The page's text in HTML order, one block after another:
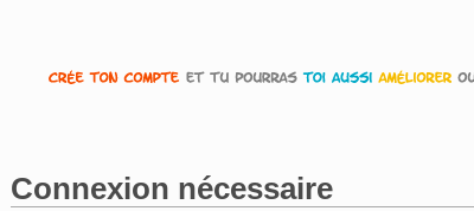
Connexion nécessaire